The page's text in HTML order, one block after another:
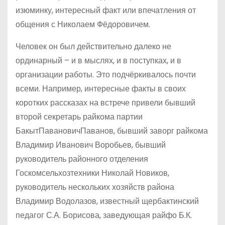
изюминку, интересный факт или впечатления от
общения с Николаем Фёдоровичем.
Человек он был действительно далеко не
ординарный – и в мыслях, и в поступках, и в
организации работы. Это подчёркивалось почти
всеми. Например, интересные факты в своих
коротких рассказах на встрече привели бывший
второй секретарь райкома партии
БакытПавановичПаванов, бывший заворг райкома
Владимир Иванович Воробьев, бывший
руководитель районного отделения
Госкомсельхозтехники Николай Новиков,
руководитель нескольких хозяйств района
Владимир Водолазов, известный щербактинский
педагог С.А. Борисова, заведующая райфо Б.К.